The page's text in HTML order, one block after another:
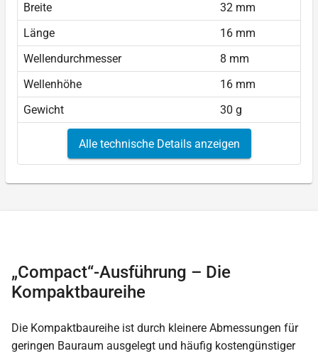
Breite
32 mm
Länge
16 mm
Wellendurchmesser
8 mm
Wellenhöhe
16 mm
Gewicht
30 g
Alle technische Details anzeigen
„Compact“-Ausführung – Die
Kompaktbaureihe
Die Kompaktbaureihe ist durch kleinere Abmessungen für
geringen Bauraum ausgelegt und häufig kostengünstiger